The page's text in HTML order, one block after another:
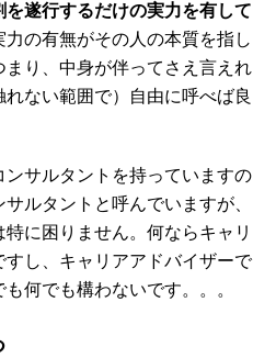
遂行するだけの実力を有して
力の有無がその人の本質を指し
り、中身が伴ってさえ言えれ
ない範囲で）自由に呼べば良
サルタントを持っていますの
ルタントと呼んでいますが、
に困りません。何ならキャリ
し、キャリアアドバイザーで
何でも構わないです。。。